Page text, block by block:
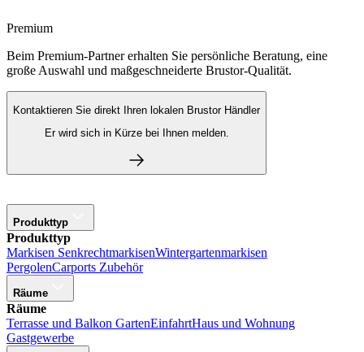
Premium
Beim Premium-Partner erhalten Sie persönliche Beratung, eine
große Auswahl und maßgeschneiderte Brustor-Qualität.
Kontaktieren Sie direkt Ihren lokalen Brustor Händler
Er wird sich in Kürze bei Ihnen melden.
Produkttyp
Produkttyp
Markisen SenkrechtmarkisenWintergartenmarkisen
PergolenCarports Zubehör
Räume
Räume
Terrasse und Balkon GartenEinfahrtHaus und Wohnung
Gastgewerbe